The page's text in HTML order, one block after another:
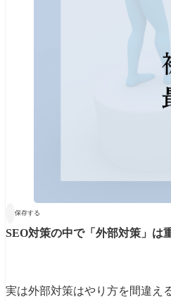
保存する
SEO対策の中で「外部対策」は
実は外部対策はやり方を間違え